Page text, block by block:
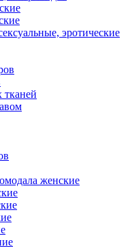
эротические
тканей
женские